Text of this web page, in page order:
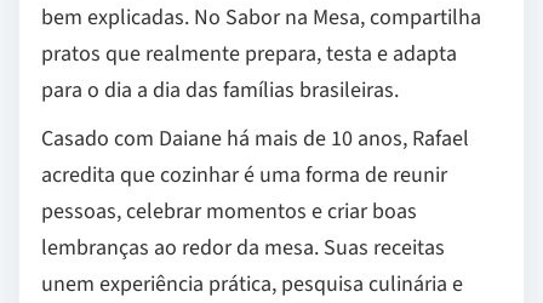
bem explicadas. No Sabor na Mesa, compartilha
pratos que realmente prepara, testa e adapta
para o dia a dia das famílias brasileiras.
Casado com Daiane há mais de 10 anos, Rafael
acredita que cozinhar é uma forma de reunir
pessoas, celebrar momentos e criar boas
lembranças ao redor da mesa. Suas receitas
unem experiência prática, pesquisa culinária e